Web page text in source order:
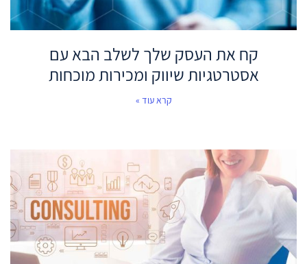
קח את העסק שלך לשלב הבא עם
אסטרטגיות שיווק ומכירות מוכחות
קרא עוד »